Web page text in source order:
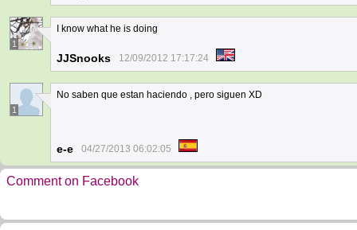
1
I know what he is doing
JJSnooks 12/09/2012 17:17:24
1
No saben que estan haciendo , pero siguen XD
e-e 04/27/2013 06:02:05
Comment on Facebook